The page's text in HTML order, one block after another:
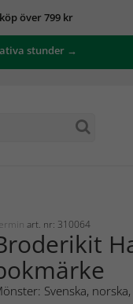
över 799 kr
stunder →
art. nr: 310064
Svenska,